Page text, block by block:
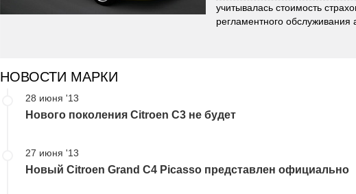
учитывалась стоимость
регламентного обслуживания
НОВОСТИ МАРКИ
28 июня '13
Нового поколения Citroen C3 не будет
27 июня '13
Новый Citroen Grand C4 Picasso представлен официально